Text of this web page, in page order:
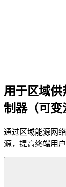
用于区域供
制器（可变
通过区域能源网
源，提高终端用户